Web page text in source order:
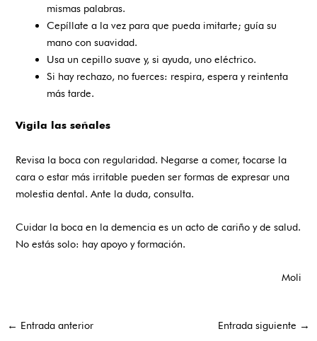
mismas palabras.
Cepíllate a la vez para que pueda imitarte; guía su
mano con suavidad.
Usa un cepillo suave y, si ayuda, uno eléctrico.
Si hay rechazo, no fuerces: respira, espera y reintenta
más tarde.
Vigila las señales
Revisa la boca con regularidad. Negarse a comer, tocarse la
cara o estar más irritable pueden ser formas de expresar una
molestia dental. Ante la duda, consulta.
Cuidar la boca en la demencia es un acto de cariño y de salud.
No estás solo: hay apoyo y formación.
Moli
← Entrada anterior Entrada siguiente →